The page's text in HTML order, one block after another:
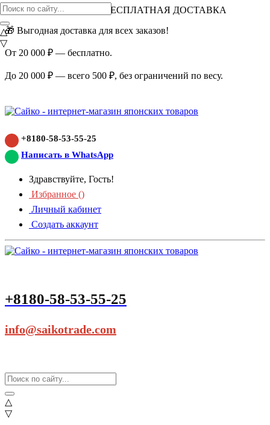
ВНИМАНИЕ АКЦИЯ!
БЕСПЛАТНАЯ ДОСТАВКА
🎁 Выгодная доставка для всех заказов!
От 20 000 ₽ — бесплатно.
До 20 000 ₽ — всего 500 ₽, без ограничений по весу.
+8180-58-53-55-25
Написать в WhatsApp
Здравствуйте, Гость!
Избранное ()
Личный кабинет
Создать аккаунт
+8180-58-53-55-25
info@saikotrade.com
△
▽
△
▽